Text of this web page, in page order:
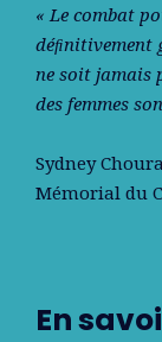
« Le combat
déﬁnitivement
ne soit jamais
des femmes
Sydney
Mémorial du
En